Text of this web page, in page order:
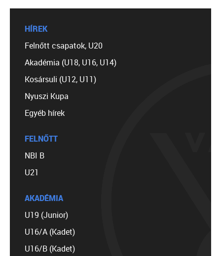
HÍREK
Felnőtt csapatok, U20
Akadémia (U18, U16, U14)
Kosársuli (U12, U11)
Nyuszi Kupa
Egyéb hírek
FELNŐTT
NBI B
U21
AKADÉMIA
U19 (Junior)
U16/A (Kadet)
U16/B (Kadet)